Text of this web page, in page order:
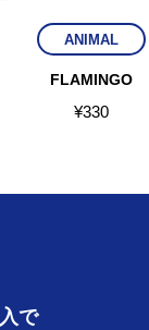
ANIMAL
FLAMINGO
¥330
で